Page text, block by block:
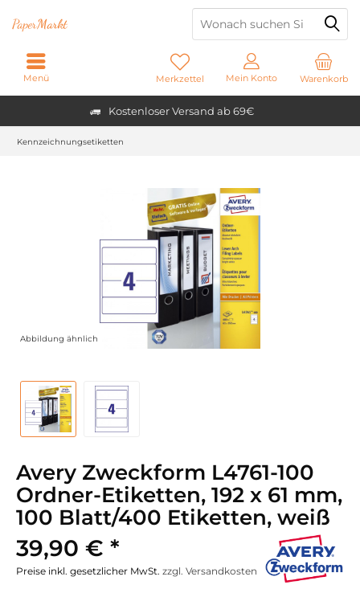
Kostenloser Versand ab 69€
PaperMarkt
Warenkorb
Merkzettel Mein Konto
Menü
Kennzeichnungsetiketten
Abbildung ähnlich
Avery Zweckform L4761-100
Ordner-Etiketten, 192 x 61 mm,
100 Blatt/400 Etiketten, weiß
39,90 € *
Preise inkl. gesetzlicher MwSt. zzgl. Versandkosten